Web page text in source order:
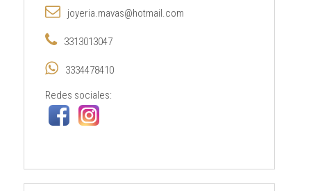
joyeria.mavas@hotmail.com
3313013047
3334478410
Redes sociales: